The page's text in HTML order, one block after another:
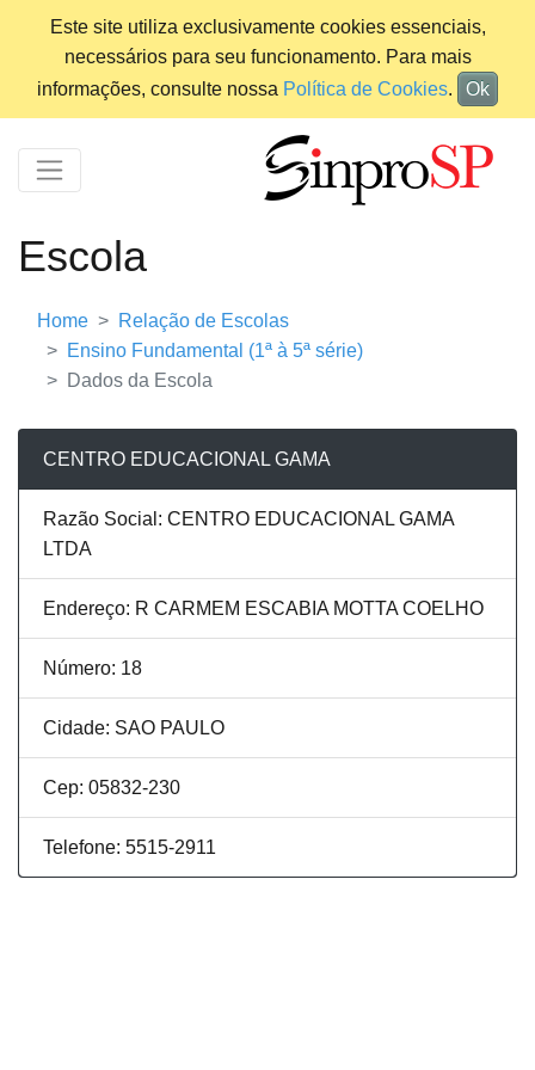
Este site utiliza exclusivamente cookies essenciais,
necessários para seu funcionamento. Para mais
informações, consulte nossa Política de Cookies. Ok
Escola
Home
Relação de Escolas
Ensino Fundamental (1ª à 5ª série)
Dados da Escola
CENTRO EDUCACIONAL GAMA
Razão Social: CENTRO EDUCACIONAL GAMA
LTDA
Endereço: R CARMEM ESCABIA MOTTA COELHO
Número: 18
Cidade: SAO PAULO
Cep: 05832-230
Telefone: 5515-2911